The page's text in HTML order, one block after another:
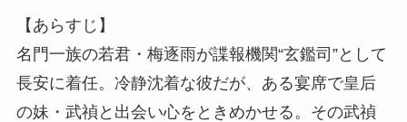
【あらすじ】
名門一族の若君・梅逐雨が諜報機関“玄鑑司”として
長安に着任。冷静沈着な彼だが、ある宴席で皇后
の妹・武禎と出会い心をときめかせる。その武禎